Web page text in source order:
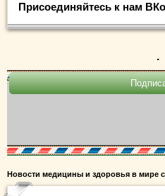
Присоединяйтесь к нам
.
Новости медицины и здоровья в мире